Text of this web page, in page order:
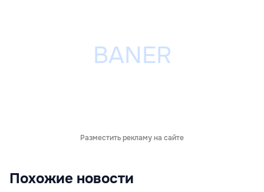
Разместить рекламу на сайте
Похожие новости